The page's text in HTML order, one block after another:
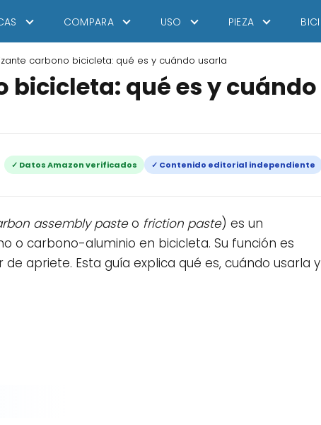
COMPARA USO PIEZA BICI
carbono bicicleta: qué es y cuándo usarla
qué es y cuándo
✓ Datos Amazon verificados ✓ Contenido editorial independiente
assembly pasteo friction paste) es un
carbono-aluminio en bicicleta. Su función es
apriete. Esta guía explica qué es, cuándo usarla y